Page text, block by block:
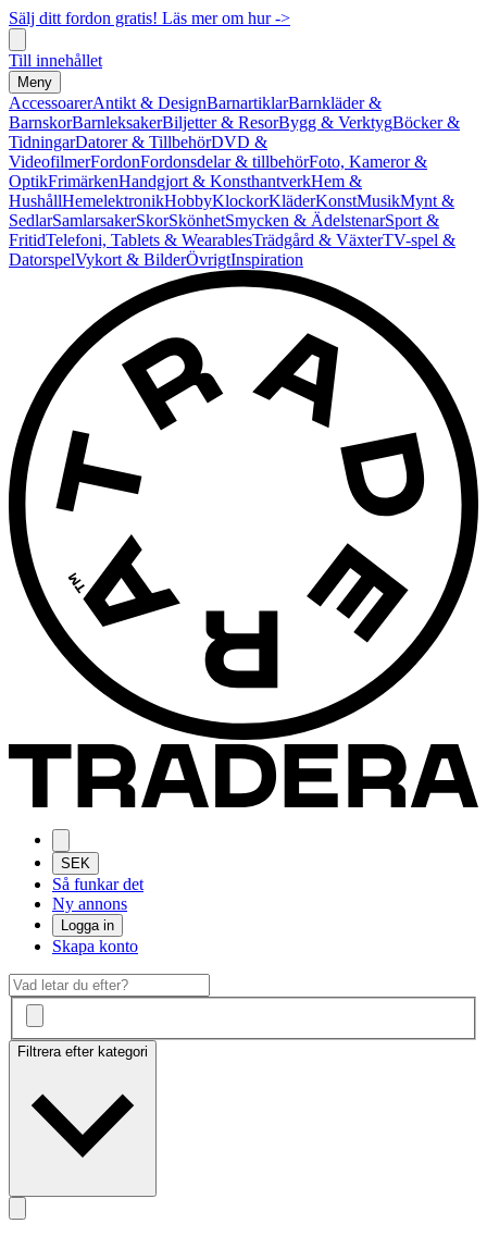
Sälj ditt fordon gratis! Läs mer om hur ->
Till innehållet
Meny
AccessoarerAntikt & DesignBarnartiklarBarnkläder &
BarnskorBarnleksakerBiljetter & ResorBygg & VerktygBöcker &
TidningarDatorer & TillbehörDVD &
VideofilmerFordonFordonsdelar & tillbehörFoto, Kameror &
OptikFrimärkenHandgjort & KonsthantverkHem &
HushållHemelektronikHobbyKlockorKläderKonstMusikMynt &
SedlarSamlarsakerSkorSkönhetSmycken & ÄdelstenarSport &
FritidTelefoni, Tablets & WearablesTrädgård & VäxterTV-spel &
DatorspelVykort & BilderÖvrigtInspiration
SEK
Så funkar det
Ny annons
Logga in
Skapa konto
Filtrera efter kategori